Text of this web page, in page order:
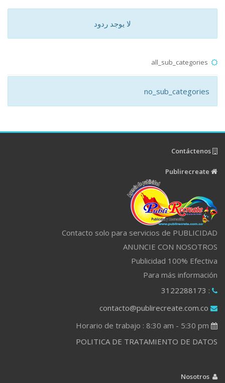
لا يوجد ردود
no_sub_categories
Contacto solo para servicios de PUBLICIDAD
ANUNCIE CON NOSOTROS
Publicidad 100% Efectiva
Para más información
: 3122288173
contacto@publirecreate.com.co
POLITICA DE TRATAMIENTO DE DATOS